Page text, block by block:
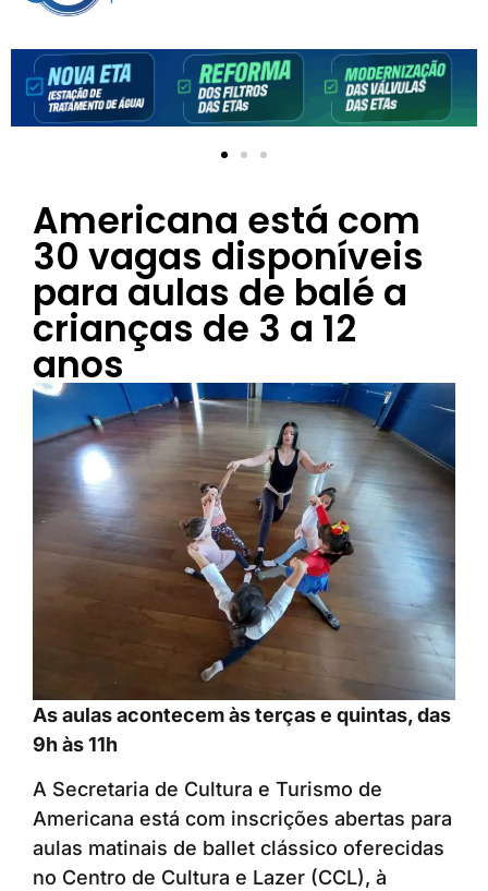
Americana está com
30 vagas disponíveis
para aulas de balé a
crianças de 3 a 12
anos
As aulas acontecem às terças e quintas, das
9h às 11h
A Secretaria de Cultura e Turismo de
Americana está com inscrições abertas para
aulas matinais de ballet clássico oferecidas
no Centro de Cultura e Lazer (CCL), à